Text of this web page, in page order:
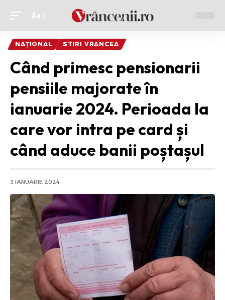
Ajustor
font
Aa
NAȚIONAL STIRI VRANCEA
Când primesc pensionarii
pensiile majorate în
ianuarie 2024. Perioada la
care vor intra pe card și
când aduce banii poștașul
3 IANUARIE 2024